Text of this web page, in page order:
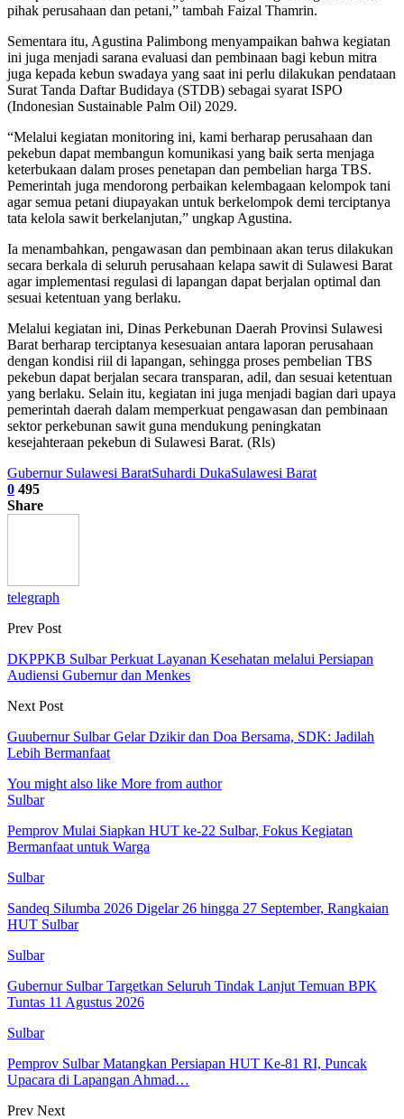
pihak perusahaan dan petani,” tambah Faizal Thamrin.
Sementara itu, Agustina Palimbong menyampaikan bahwa kegiatan
ini juga menjadi sarana evaluasi dan pembinaan bagi kebun mitra
juga kepada kebun swadaya yang saat ini perlu dilakukan pendataan
Surat Tanda Daftar Budidaya (STDB) sebagai syarat ISPO
(Indonesian Sustainable Palm Oil) 2029.
“Melalui kegiatan monitoring ini, kami berharap perusahaan dan
pekebun dapat membangun komunikasi yang baik serta menjaga
keterbukaan dalam proses penetapan dan pembelian harga TBS.
Pemerintah juga mendorong perbaikan kelembagaan kelompok tani
agar semua petani diupayakan untuk berkelompok demi terciptanya
tata kelola sawit berkelanjutan,” ungkap Agustina.
Ia menambahkan, pengawasan dan pembinaan akan terus dilakukan
secara berkala di seluruh perusahaan kelapa sawit di Sulawesi Barat
agar implementasi regulasi di lapangan dapat berjalan optimal dan
sesuai ketentuan yang berlaku.
Melalui kegiatan ini, Dinas Perkebunan Daerah Provinsi Sulawesi
Barat berharap terciptanya kesesuaian antara laporan perusahaan
dengan kondisi riil di lapangan, sehingga proses pembelian TBS
pekebun dapat berjalan secara transparan, adil, dan sesuai ketentuan
yang berlaku. Selain itu, kegiatan ini juga menjadi bagian dari upaya
pemerintah daerah dalam memperkuat pengawasan dan pembinaan
sektor perkebunan sawit guna mendukung peningkatan
kesejahteraan pekebun di Sulawesi Barat. (Rls)
Gubernur Sulawesi BaratSuhardi DukaSulawesi Barat
0 495
Share
telegraph
Prev Post
DKPPKB Sulbar Perkuat Layanan Kesehatan melalui Persiapan
Audiensi Gubernur dan Menkes
Next Post
Guubernur Sulbar Gelar Dzikir dan Doa Bersama, SDK: Jadilah
Lebih Bermanfaat
You might also like More from author
Sulbar
Pemprov Mulai Siapkan HUT ke-22 Sulbar, Fokus Kegiatan
Bermanfaat untuk Warga
Sulbar
Sandeq Silumba 2026 Digelar 26 hingga 27 September, Rangkaian
HUT Sulbar
Sulbar
Gubernur Sulbar Targetkan Seluruh Tindak Lanjut Temuan BPK
Tuntas 11 Agustus 2026
Sulbar
Pemprov Sulbar Matangkan Persiapan HUT Ke-81 RI, Puncak
Upacara di Lapangan Ahmad…
Prev Next